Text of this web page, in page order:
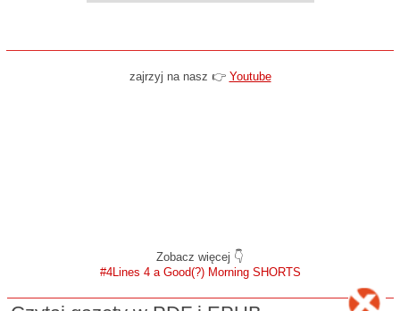
zajrzyj na nasz 👉 Youtube
Zobacz więcej 👇
#4Lines 4 a Good(?) Morning SHORTS